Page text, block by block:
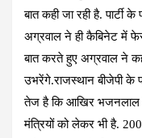
बात कही जा रही है. पार्टी
अग्रवाल ने ही कैबिनेट में
बात करते हुए अग्रवाल ने
उभरेंगे.राजस्थान बीजेपी के
तेज है कि आखिर भजनलाल
मंत्रियों को लेकर भी है.